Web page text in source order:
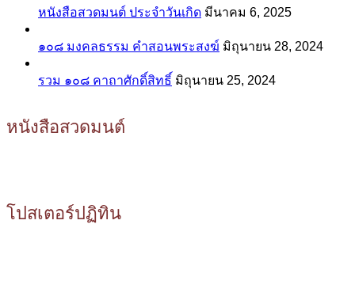
หนังสือสวดมนต์ ประจำวันเกิด มีนาคม 6, 2025
๑๐๘ มงคลธรรม คำสอนพระสงฆ์ มิถุนายน 28, 2024
รวม ๑๐๘ คาถาศักดิ์สิทธิ์ มิถุนายน 25, 2024
หนังสือสวดมนต์
โปสเตอร์ปฏิทิน